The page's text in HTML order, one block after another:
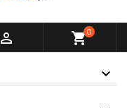
 shopping_cart0